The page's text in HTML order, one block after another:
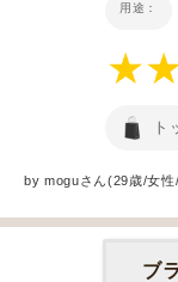
用途：
ト
bymoguさん(29歳/女性/
ブ